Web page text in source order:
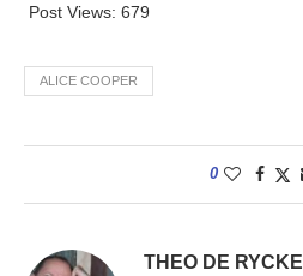
Post Views: 679
ALICE COOPER
0
THEO DE RYCKE